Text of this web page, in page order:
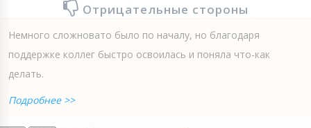
Отрицательные стороны
Немного сложновато было по началу, но благодаря
поддержке коллег быстро освоилась и поняла что-как
делать.
Подробнее >>